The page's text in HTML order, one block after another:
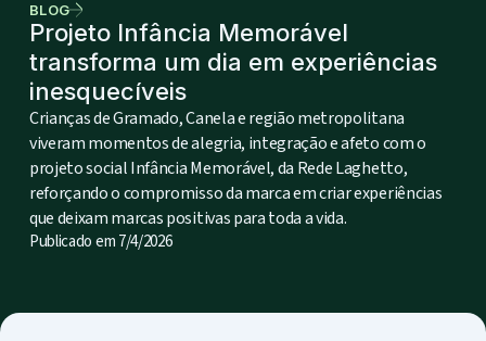
BLOG
Projeto Infância Memorável
transforma um dia em experiências
inesquecíveis
Crianças de Gramado, Canela e região metropolitana
viveram momentos de alegria, integração e afeto com o
projeto social Infância Memorável, da Rede Laghetto,
reforçando o compromisso da marca em criar experiências
que deixam marcas positivas para toda a vida.
Publicado em7/4/2026